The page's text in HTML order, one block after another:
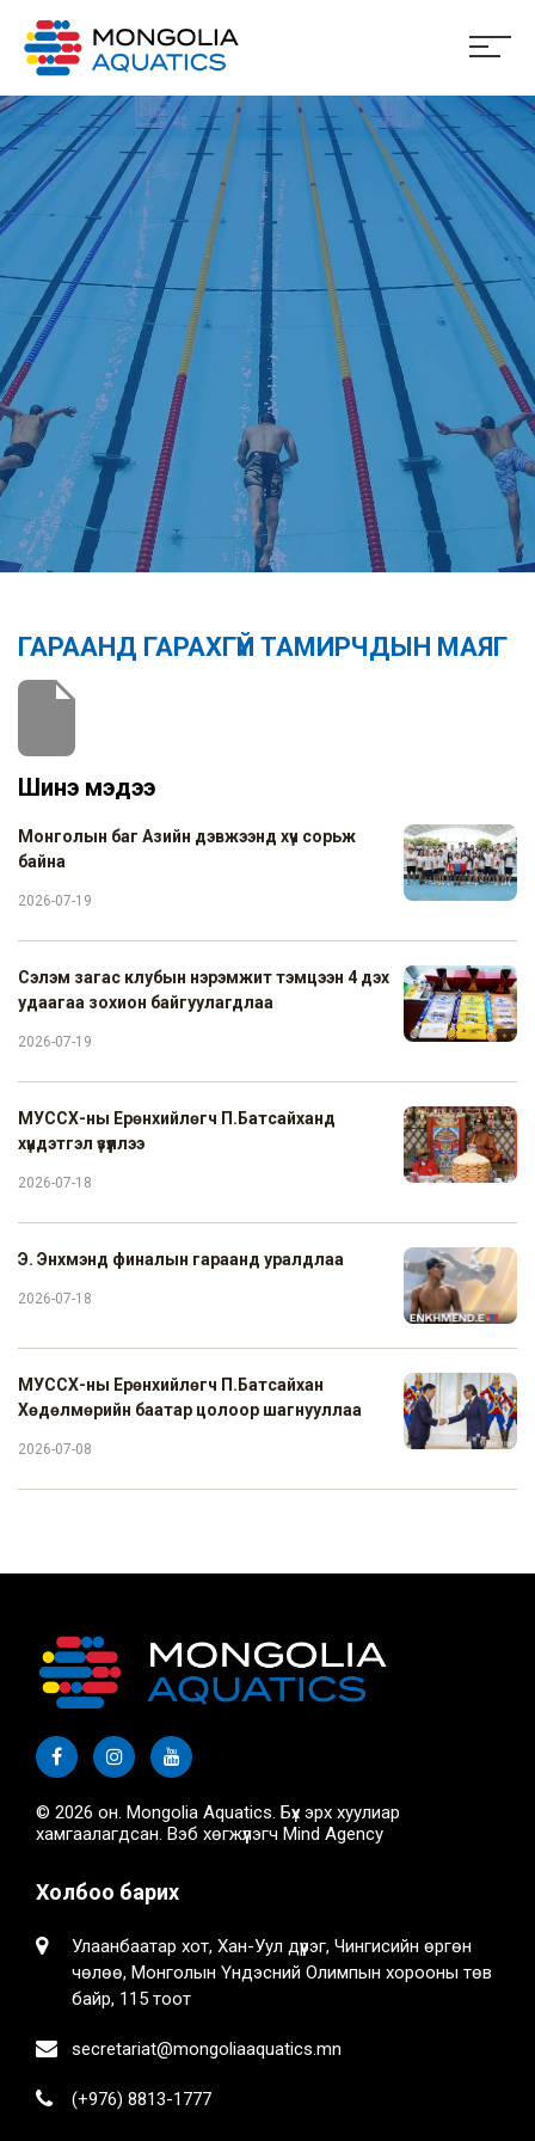
ГАРААНД ГАРАХГҮЙ ТАМИРЧДЫН МАЯГ
Шинэ мэдээ
Монголын баг Азийн дэвжээнд хүч сорьж
байна
2026-07-19
Сэлэм загас клубын нэрэмжит тэмцээн 4 дэх
удаагаа зохион байгуулагдлаа
2026-07-19
МУССХ-ны Ерөнхийлөгч П.Батсайханд
хүндэтгэл үзүүллээ
2026-07-18
Э. Энхмэнд финалын гараанд уралдлаа
2026-07-18
МУССХ-ны Ерөнхийлөгч П.Батсайхан
Хөдөлмөрийн баатар цолоор шагнууллаа
2026-07-08
© 2026 он. Mongolia Aquatics. Бүх эрх хуулиар
хамгаалагдсан. Вэб хөгжүүлэгч Mind Agency
Холбоо барих
Улаанбаатар хот, Хан-Уул дүүрэг, Чингисийн өргөн
чөлөө, Монголын Үндэсний Олимпын хорооны төв
байр, 115 тоот
secretariat@mongoliaaquatics.mn
(+976) 8813-1777